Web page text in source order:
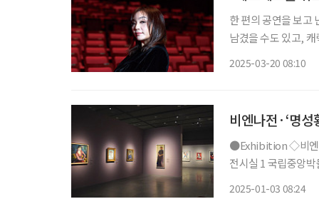
한 편의 공연을 보고
남겼을 수도 있고,
2025-03-20 08:10
비엔나전·‘명
●Exhibition ◇비엔나 1900, 꿈꾸는 예술가들 일정 3월 3일까지 장소 국립중앙박물관 특별
전시실 1 국립중앙
2025-01-03 08:24